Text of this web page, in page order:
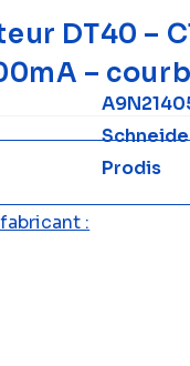
DT40 –
–
Prodis
: